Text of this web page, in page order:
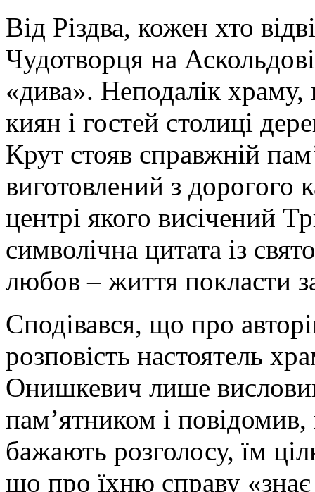
Від Різдва, кожен хто
Чудотворця на
«дива». Неподалік храму,
киян і гостей столиці
Крут стояв справжній
виготовлений з дорогого
центрі якого висічений
символічна цитата із
любов – життя покласти
Сподівався, що про
розповість настоятель
Онишкевич лише
пам’ятником і
бажають розголосу, їм
що про їхню справу